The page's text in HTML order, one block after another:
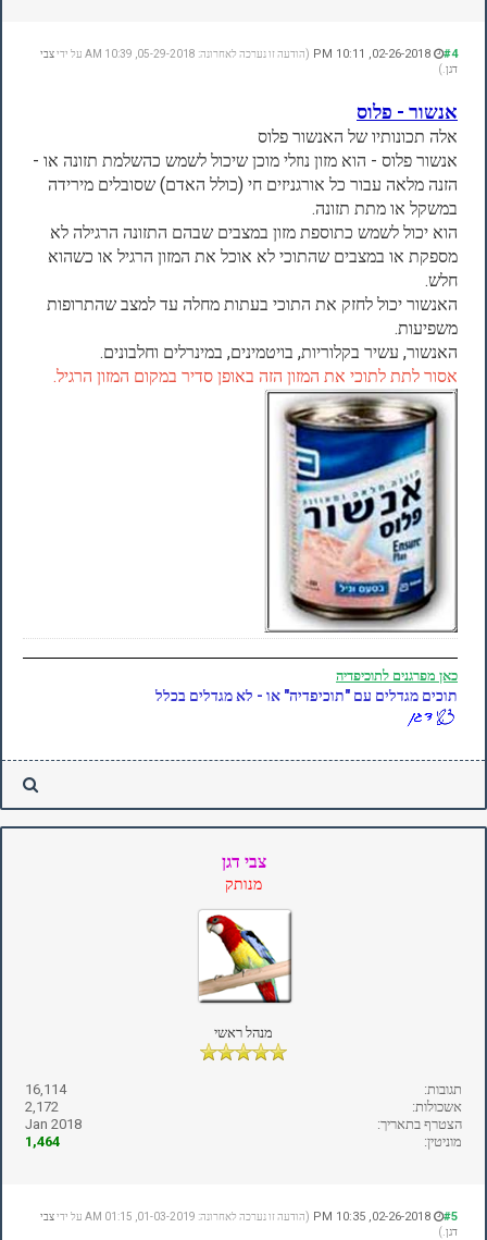
#4 (הודעה זו נערכה לאחרונה: 05-29-2018, 10:39 AM על ידי
צבי
דגן.)
אנשור - פלוס
אלה תכונותיו של האנשור פלוס
אנשור פלוס - הוא מזון נוזלי מוכן שיכול לשמש כהשלמת תזונה או -
הזנה מלאה עבור כל אורגניזים חי (כולל האדם) שסובלים מירידה
במשקל או מתת תזונה.
הוא יכול לשמש כתוספת מזון במצבים שבהם התזונה הרגילה לא
מספקת או במצבים שהתוכי לא אוכל את המזון הרגיל או כשהוא
חלש.
האנשור יכול לחזק את התוכי בעתות מחלה עד למצב שהתרופות
משפיעות.
האנשור, עשיר בקלוריות, בויטמינים, במינרלים וחלבונים.
אסור לתת לתוכי את המזון הזה באופן סדיר במקום המזון הרגיל.
כאן מפרגנים לתוכיפדיה
תוכים מגדלים עם "תוכיפדיה" או - לא מגדלים בכלל
צבי דגן
מנותק
מנהל ראשי
תגובות:
16,114
אשכולות:
2,172
הצטרף בתאריך:
Jan 2018
מוניטין:
1,464
#5 (הודעה זו נערכה לאחרונה: 01-03-2019, 01:15 AM על ידי
צבי
דגן.)